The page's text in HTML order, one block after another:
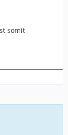
somit